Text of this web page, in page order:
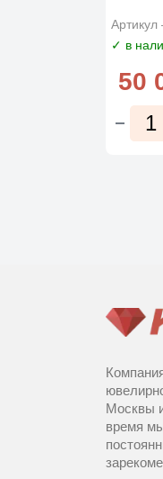
✓ в
50
Москвы
время